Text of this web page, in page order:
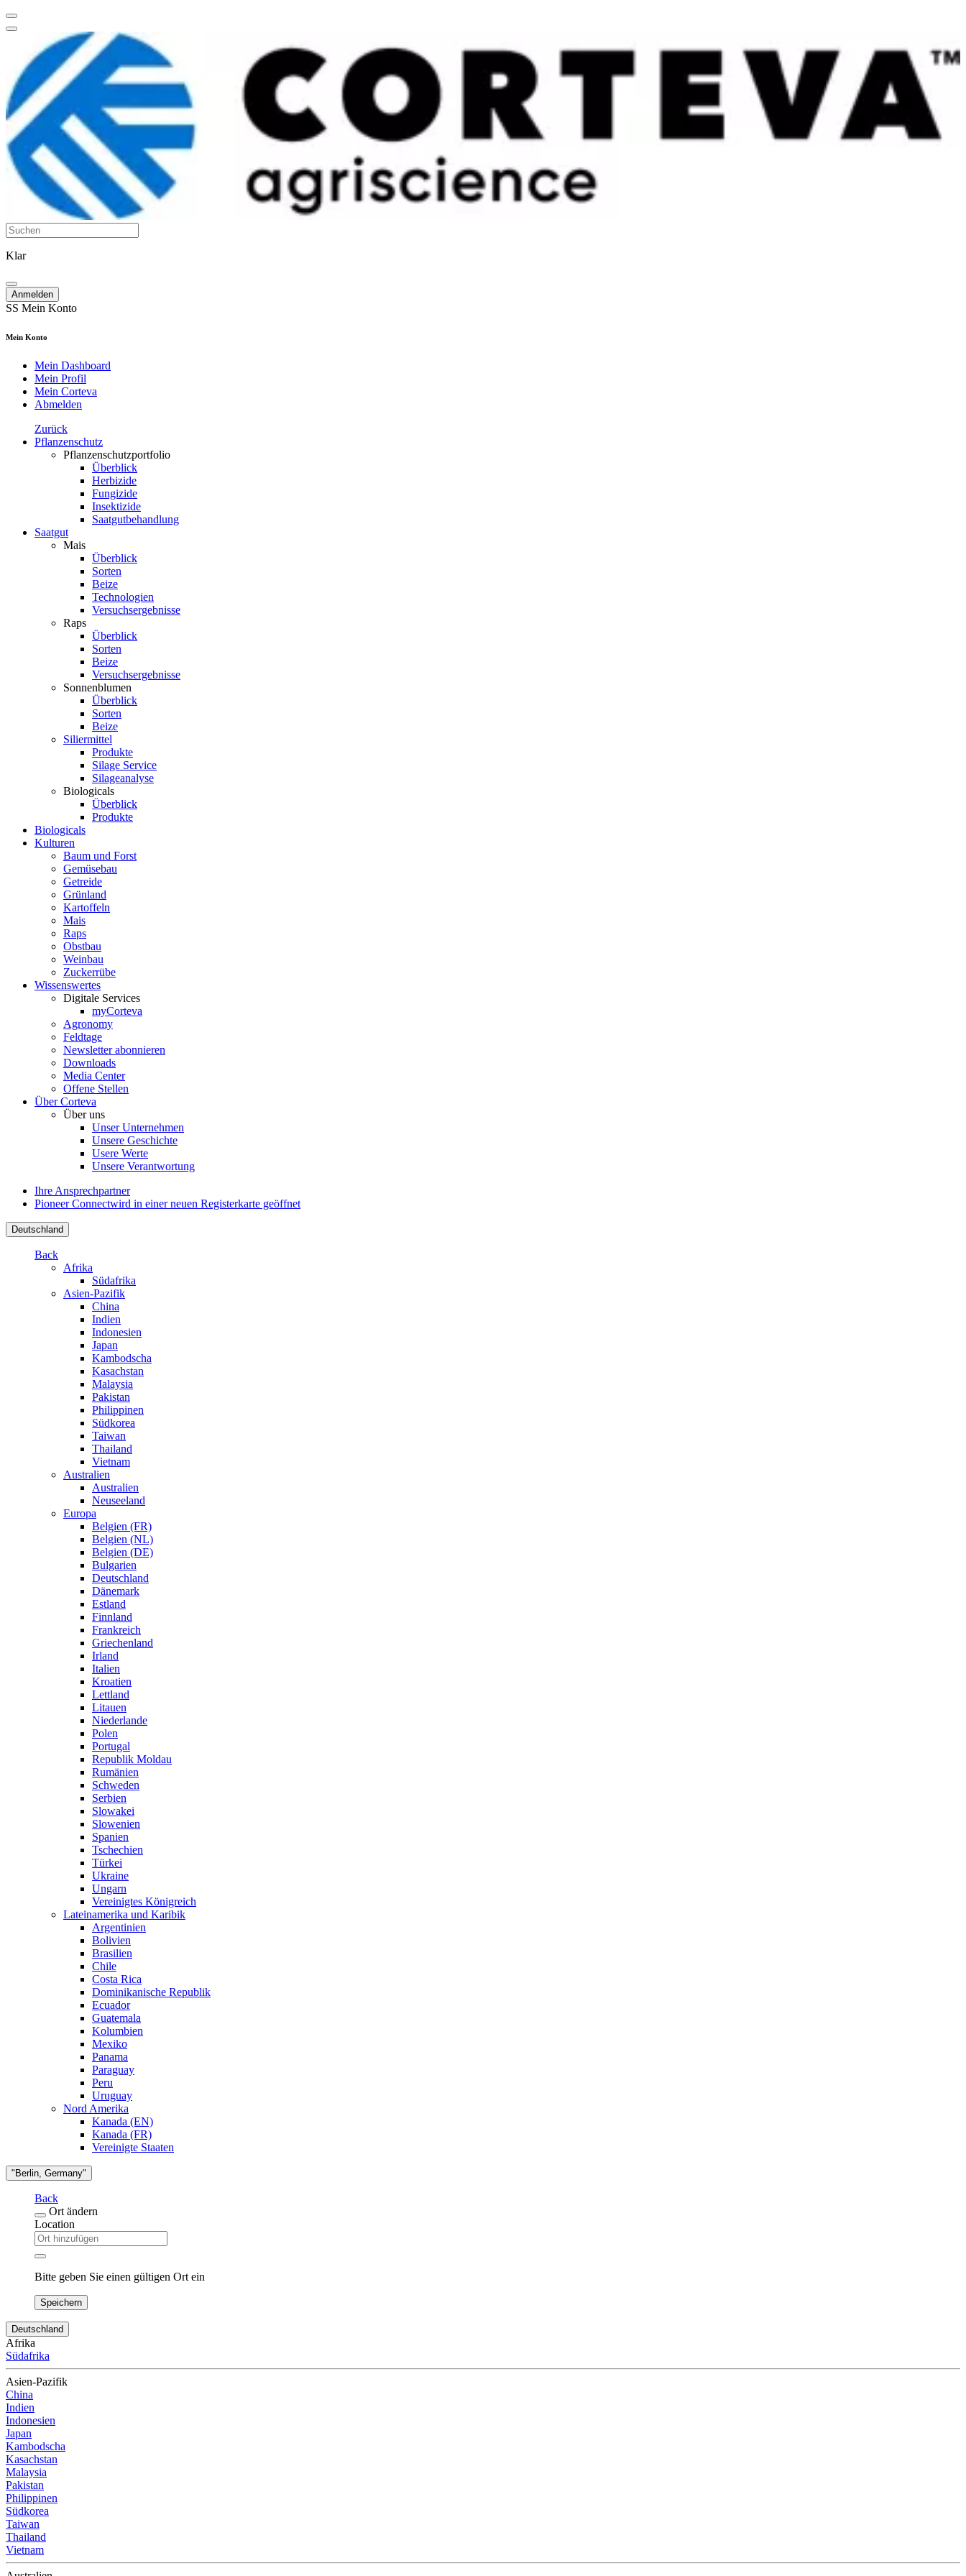
Klar
Anmelden
SS Mein Konto
Mein Konto
Mein Dashboard
Mein Profil
Mein Corteva
Abmelden
Zurück
Pflanzenschutz
Pflanzenschutzportfolio
Überblick
Herbizide
Fungizide
Insektizide
Saatgutbehandlung
Saatgut
Mais
Überblick
Sorten
Beize
Technologien
Versuchsergebnisse
Raps
Überblick
Sorten
Beize
Versuchsergebnisse
Sonnenblumen
Überblick
Sorten
Beize
Siliermittel
Produkte
Silage Service
Silageanalyse
Biologicals
Überblick
Produkte
Biologicals
Kulturen
Baum und Forst
Gemüsebau
Getreide
Grünland
Kartoffeln
Mais
Raps
Obstbau
Weinbau
Zuckerrübe
Wissenswertes
Digitale Services
myCorteva
Agronomy
Feldtage
Newsletter abonnieren
Downloads
Media Center
Offene Stellen
Über Corteva
Über uns
Unser Unternehmen
Unsere Geschichte
Usere Werte
Unsere Verantwortung
Ihre Ansprechpartner
Pioneer Connectwird in einer neuen Registerkarte geöffnet
Deutschland
Back
Afrika
Südafrika
Asien-Pazifik
China
Indien
Indonesien
Japan
Kambodscha
Kasachstan
Malaysia
Pakistan
Philippinen
Südkorea
Taiwan
Thailand
Vietnam
Australien
Australien
Neuseeland
Europa
Belgien (FR)
Belgien (NL)
Belgien (DE)
Bulgarien
Deutschland
Dänemark
Estland
Finnland
Frankreich
Griechenland
Irland
Italien
Kroatien
Lettland
Litauen
Niederlande
Polen
Portugal
Republik Moldau
Rumänien
Schweden
Serbien
Slowakei
Slowenien
Spanien
Tschechien
Türkei
Ukraine
Ungarn
Vereinigtes Königreich
Lateinamerika und Karibik
Argentinien
Bolivien
Brasilien
Chile
Costa Rica
Dominikanische Republik
Ecuador
Guatemala
Kolumbien
Mexiko
Panama
Paraguay
Peru
Uruguay
Nord Amerika
Kanada (EN)
Kanada (FR)
Vereinigte Staaten
"Berlin, Germany"
Back
Ort ändern
Location
Bitte geben Sie einen gültigen Ort ein
Speichern
Deutschland
Afrika
Südafrika
Asien-Pazifik
China
Indien
Indonesien
Japan
Kambodscha
Kasachstan
Malaysia
Pakistan
Philippinen
Südkorea
Taiwan
Thailand
Vietnam